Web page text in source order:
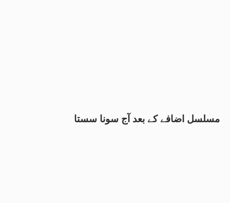
مسلسل اضافے کے بعد آج سونا سستا